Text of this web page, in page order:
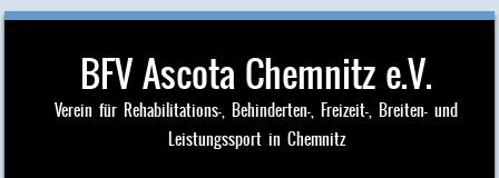
BFV Ascota Chemnitz e.V.
Verein für Rehabilitations-, Behinderten-, Freizeit-, Breiten- und
Leistungssport in Chemnitz